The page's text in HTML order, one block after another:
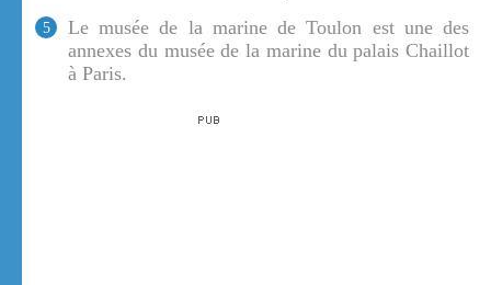
5
Le musée de la marine de Toulon est une des
annexes du musée de la marine du palais Chaillot
à Paris.